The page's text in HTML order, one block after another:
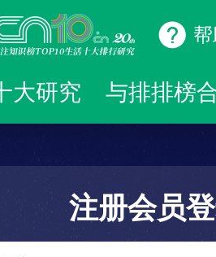
大研究 与排排榜
注册会员